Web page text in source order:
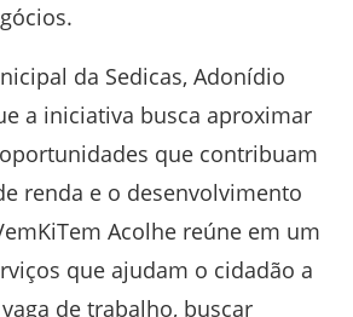
da Sedicas, Adonídio
a iniciativa busca aproximar
que contribuam
renda e o desenvolvimento
Acolhe reúne em um
que ajudam o cidadão a
de trabalho, buscar